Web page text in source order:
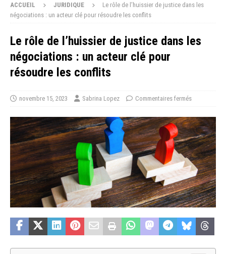
ACCUEIL JURIDIQUE
Le rôle de l’huissier de justice dans les
négociations : un acteur clé pour résoudre les conflits
Le rôle de l’huissier de justice dans les
négociations : un acteur clé pour
résoudre les conflits
novembre 15, 2023 Sabrina Lopez Commentaires fermés